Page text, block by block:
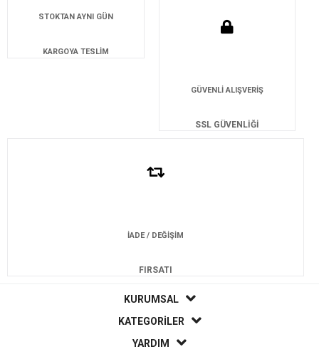
STOKTAN AYNI GÜN
KARGOYA TESLİM
GÜVENLİ ALIŞVERİŞ
SSL GÜVENLİĞİ
İADE / DEĞİŞİM
FIRSATI
KURUMSAL
KATEGORİLER
YARDIM